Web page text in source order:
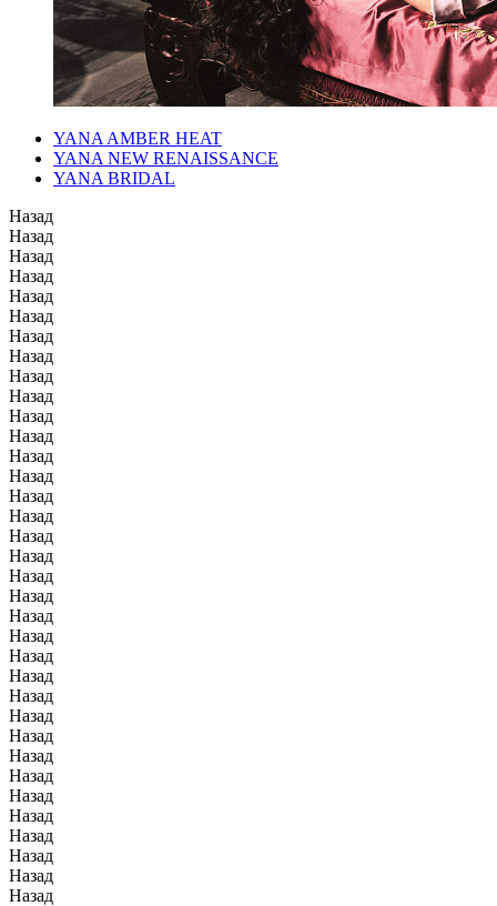
YANA AMBER HEAT
YANA NEW RENAISSANCE
YANA BRIDAL
Назад
Назад
Назад
Назад
Назад
Назад
Назад
Назад
Назад
Назад
Назад
Назад
Назад
Назад
Назад
Назад
Назад
Назад
Назад
Назад
Назад
Назад
Назад
Назад
Назад
Назад
Назад
Назад
Назад
Назад
Назад
Назад
Назад
Назад
Назад